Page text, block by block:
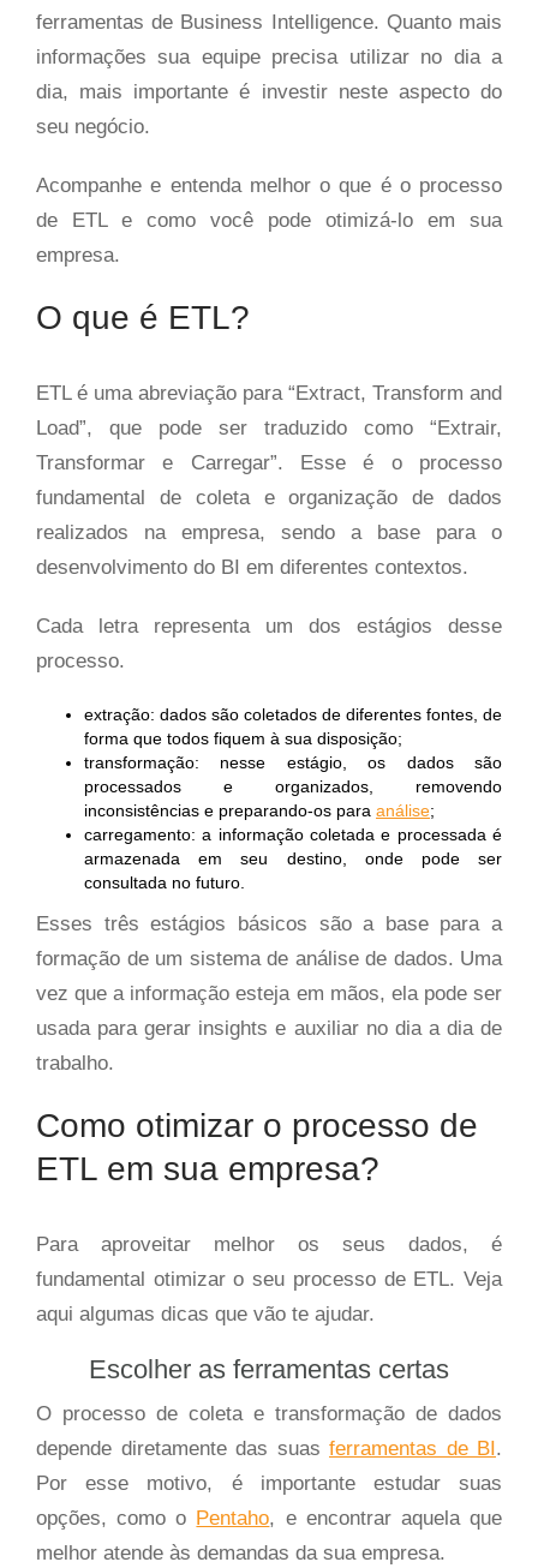
ferramentas de Business Intelligence. Quanto mais
informações sua equipe precisa utilizar no dia a
dia, mais importante é investir neste aspecto do
seu negócio.
Acompanhe e entenda melhor o que é o processo
de ETL e como você pode otimizá-lo em sua
empresa.
O que é ETL?
ETL é uma abreviação para “Extract, Transform and
Load”, que pode ser traduzido como “Extrair,
Transformar e Carregar”. Esse é o processo
fundamental de coleta e organização de dados
realizados na empresa, sendo a base para o
desenvolvimento do BI em diferentes contextos.
Cada letra representa um dos estágios desse
processo.
extração: dados são coletados de diferentes fontes, de
forma que todos fiquem à sua disposição;
transformação: nesse estágio, os dados são
processados e organizados, removendo
inconsistências e preparando-os para análise;
carregamento: a informação coletada e processada é
armazenada em seu destino, onde pode ser
consultada no futuro.
Esses três estágios básicos são a base para a
formação de um sistema de análise de dados. Uma
vez que a informação esteja em mãos, ela pode ser
usada para gerar insights e auxiliar no dia a dia de
trabalho.
Como otimizar o processo de
ETL em sua empresa?
Para aproveitar melhor os seus dados, é
fundamental otimizar o seu processo de ETL. Veja
aqui algumas dicas que vão te ajudar.
Escolher as ferramentas certas
O processo de coleta e transformação de dados
depende diretamente das suas ferramentas de BI.
Por esse motivo, é importante estudar suas
opções, como o Pentaho, e encontrar aquela que
melhor atende às demandas da sua empresa.